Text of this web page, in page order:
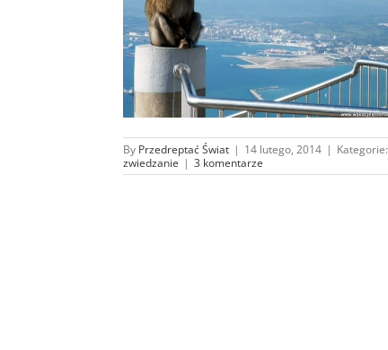
By Przedreptać Świat | 14 lutego, 2014 | Kategorie:
zwiedzanie | 3 komentarze